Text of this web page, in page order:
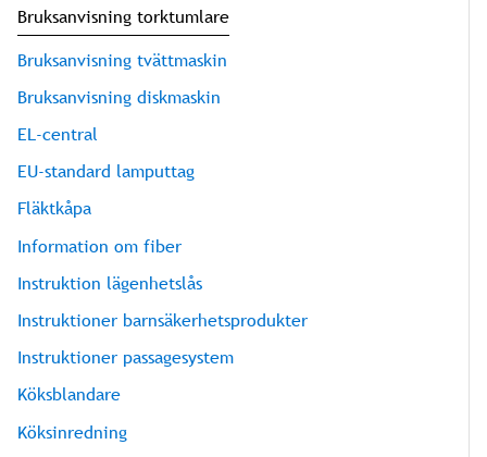
Bruksanvisning torktumlare
Bruksanvisning tvättmaskin
Bruksanvisning diskmaskin
EL-central
EU-standard lamputtag
Fläktkåpa
Information om fiber
Instruktion lägenhetslås
Instruktioner barnsäkerhetsprodukter
Instruktioner passagesystem
Köksblandare
Köksinredning